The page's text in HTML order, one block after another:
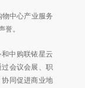
中心产业服务
誉。
中购联铱星云
会议会展、职
同促进商业地